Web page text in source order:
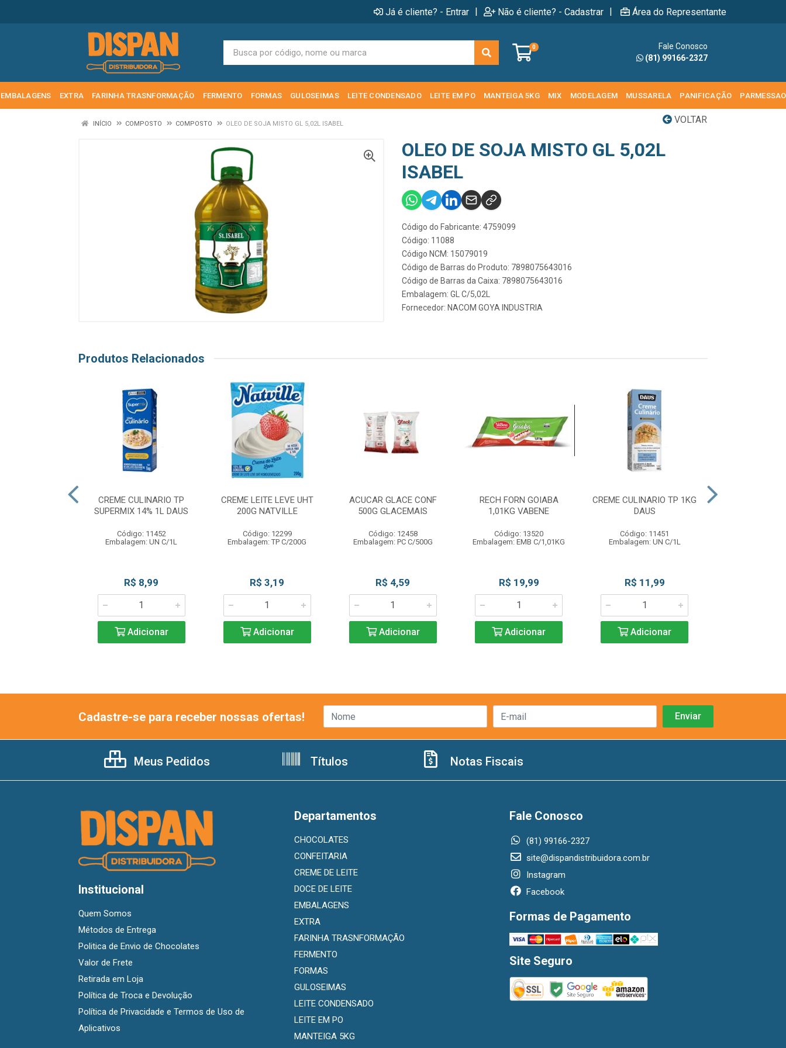
Já é cliente? - Entrar | Não é cliente? - Cadastrar | Área do Representante
0
Fale Conosco
(81) 99166-2327
EMBALAGENS EXTRA FARINHA TRASNFORMAÇÃO FERMENTO FORMAS GULOSEIMAS LEITE CONDENSADO LEITE EM PO MANTEIGA 5KG MIX MODELAGEM MUSSARELA PANIFICAÇÃO PARMESSAO
VOLTAR
INÍCIO COMPOSTO COMPOSTO OLEO DE SOJA MISTO GL 5,02L ISABEL
OLEO DE SOJA MISTO GL 5,02L
ISABEL
Código do Fabricante: 4759099
Código: 11088
Código NCM: 15079019
Código de Barras do Produto: 7898075643016
Código de Barras da Caixa: 7898075643016
Embalagem: GL C/5,02L
Fornecedor: NACOM GOYA INDUSTRIA
Produtos Relacionados
CREME CULINARIO TP
SUPERMIX 14% 1L DAUS
Código: 11452
Embalagem: UN C/1L
R$ 8,99
Adicionar
CREME LEITE LEVE UHT
200G NATVILLE
Código: 12299
Embalagem: TP C/200G
R$ 3,19
Adicionar
ACUCAR GLACE CONF
500G GLACEMAIS
Código: 12458
Embalagem: PC C/500G
R$ 4,59
Adicionar
RECH FORN GOIABA
1,01KG VABENE
Código: 13520
Embalagem: EMB C/1,01KG
R$ 19,99
Adicionar
CREME CULINARIO TP 1KG
DAUS
Código: 11451
Embalagem: UN C/1L
R$ 11,99
Adicionar
Cadastre-se para receber nossas ofertas!
Meus Pedidos Títulos Notas Fiscais
Institucional
Quem Somos
Métodos de Entrega
Politica de Envio de Chocolates
Valor de Frete
Retirada em Loja
Política de Troca e Devolução
Política de Privacidade e Termos de Uso de
Aplicativos
Departamentos
CHOCOLATES
CONFEITARIA
CREME DE LEITE
DOCE DE LEITE
EMBALAGENS
EXTRA
FARINHA TRASNFORMAÇÃO
FERMENTO
FORMAS
GULOSEIMAS
LEITE CONDENSADO
LEITE EM PO
MANTEIGA 5KG
Fale Conosco
(81) 99166-2327
site@dispandistribuidora.com.br
Instagram
Facebook
Formas de Pagamento
Site Seguro